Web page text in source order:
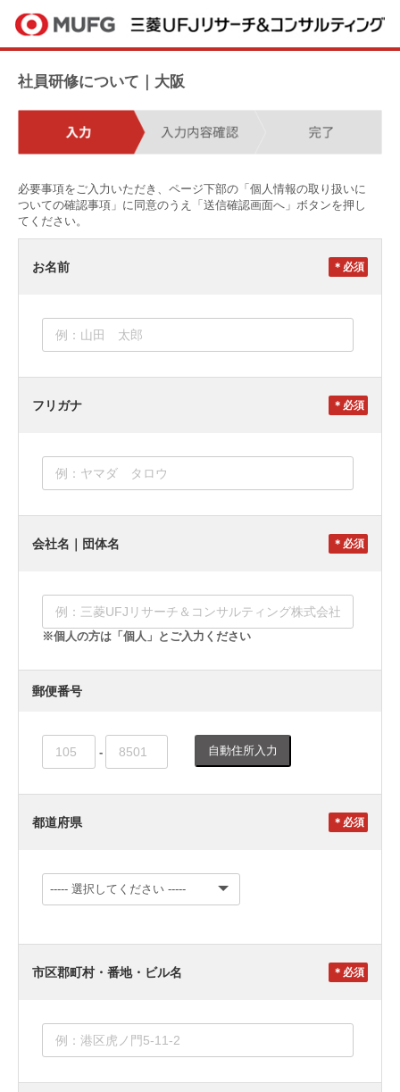
社員研修について｜大阪
必要事項をご入力いただき、ページ下部の「個人情報の取り扱いに
ついての確認事項」に同意のうえ「送信確認画面へ」ボタンを押し
てください。
お名前 ＊
フリガナ ＊
会社名｜団体名 ＊
※個人の方は「個人」とご入力ください
郵便番号
- 自動住所入力
都道府県 ＊
市区郡町村・番地・ビル名 ＊